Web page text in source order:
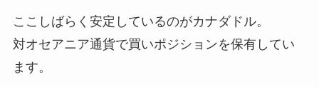
ここしばらく安定しているのがカナダドル。
対オセアニア通貨で買いポジションを保有してい
ます。